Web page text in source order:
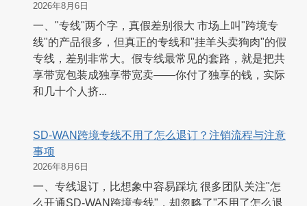
2026年8月6日
一、"专线"两个字，真假差别很大 市场上叫"跨境专
线"的产品很多，但真正的专线和"挂羊头卖狗肉"的假
专线，差别非常大。假专线最常见的套路，就是把共
享带宽包装成独享带宽卖——你付了独享的钱，实际
和几十个人挤...
SD-WAN跨境专线不用了怎么退订？注销流程与注意
事项
2026年8月6日
一、专线退订，比想象中容易踩坑 很多团队关注"怎
么开通SD-WAN跨境专线"，却忽略了"不用了怎么退